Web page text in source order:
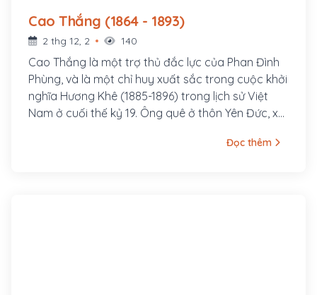
Cao Thắng (1864 - 1893)
2 thg 12, 2 140
Cao Thắng là một trợ thủ đắc lực của Phan Đình
Phùng, và là một chỉ huy xuất sắc trong cuộc khởi
nghĩa Hương Khê (1885-1896) trong lịch sử Việt
Nam ở cuối thế kỷ 19. Ông quê ở thôn Yên Đức, xã
Đọc thêm